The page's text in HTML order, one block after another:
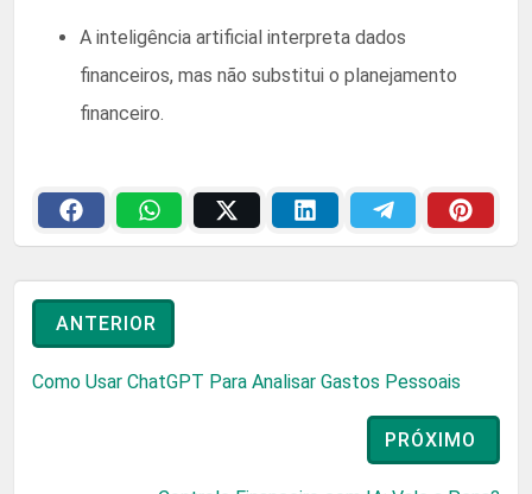
A inteligência artificial interpreta dados
financeiros, mas não substitui o planejamento
financeiro.
ANTERIOR
Como Usar ChatGPT Para Analisar Gastos Pessoais
PRÓXIMO